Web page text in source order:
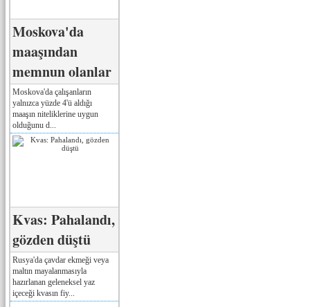
Moskova'da
maaşından
memnun olanlar
Moskova'da çalışanların
yalnızca yüzde 4'ü aldığı
maaşın niteliklerine uygun
olduğunu d...
Kvas: Pahalandı,
gözden düştü
Rusya'da çavdar ekmeği veya
maltın mayalanmasıyla
hazırlanan geleneksel yaz
içeceği kvasın fiy...